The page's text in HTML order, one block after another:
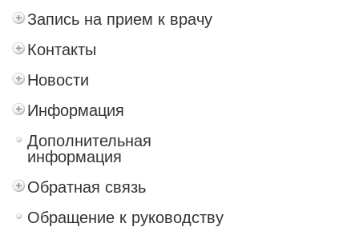
Запись на прием к врачу
Контакты
Новости
Информация
Дополнительная
информация
Обратная связь
Обращение к руководству